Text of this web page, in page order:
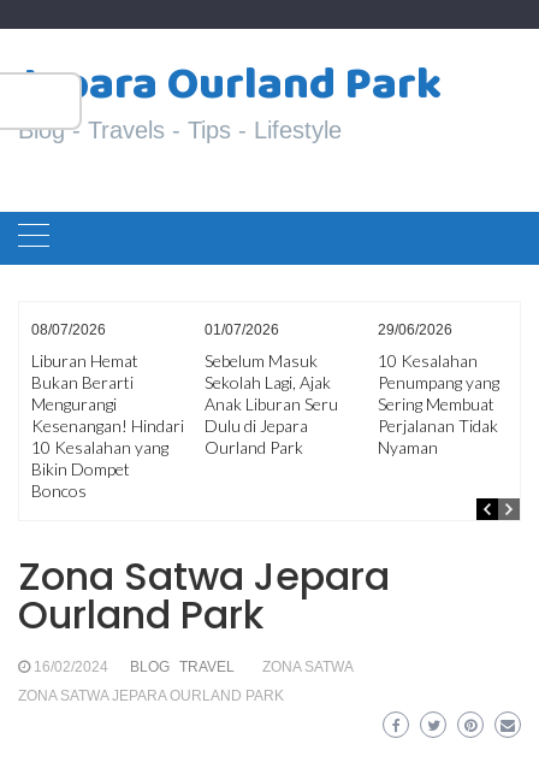
content
Jepara Ourland Park
Blog - Travels - Tips - Lifestyle
08/07/2026
Liburan Hemat
Bukan Berarti
Mengurangi
Kesenangan! Hindari
10 Kesalahan yang
Bikin Dompet
Boncos
01/07/2026
Sebelum Masuk
Sekolah Lagi, Ajak
Anak Liburan Seru
Dulu di Jepara
Ourland Park
29/06/2026
10 Kesalahan
Penumpang yang
Sering Membuat
Perjalanan Tidak
Nyaman
Zona Satwa Jepara
Ourland Park
16/02/2024 BLOG TRAVEL
ZONA SATWA
ZONA SATWA JEPARA OURLAND PARK